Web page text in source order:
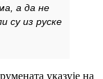
а да не
су из руске
указује на